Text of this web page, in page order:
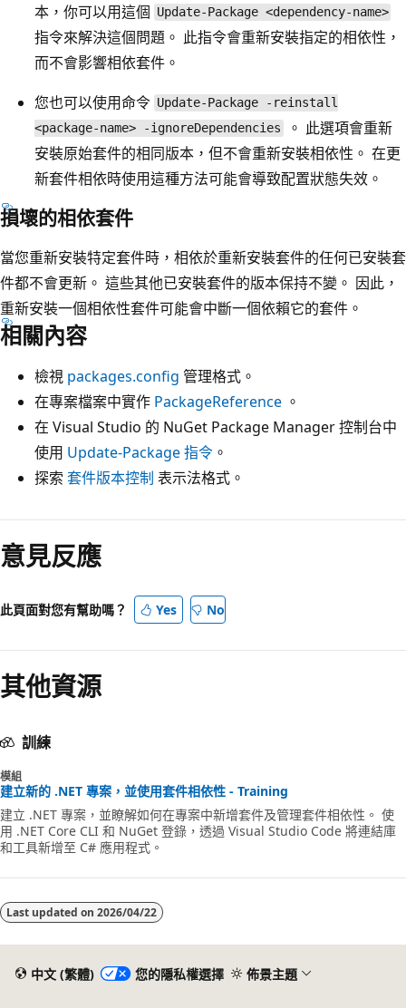
本，你可以用這個 Update-Package <dependency-name>
指令來解決這個問題。 此指令會重新安裝指定的相依性，
而不會影響相依套件。
您也可以使用命令 Update-Package -reinstall
<package-name> -ignoreDependencies
。 此選項會重新
安裝原始套件的相同版本，但不會重新安裝相依性。 在更
新套件相依時使用這種方法可能會導致配置狀態失效。
損壞的相依套件
當您重新安裝特定套件時，相依於重新安裝套件的任何已安裝套
件都不會更新。 這些其他已安裝套件的版本保持不變。 因此，
重新安裝一個相依性套件可能會中斷一個依賴它的套件。
相關內容
檢視 packages.config 管理格式。
在專案檔案中實作 PackageReference 。
在 Visual Studio 的 NuGet Package Manager 控制台中
使用 Update-Package 指令 。
探索 套件版本控制 表示法格式。
意見反應
此頁面對您有幫助嗎？ Yes No
其他資源
訓練
模組
建立新的 .NET 專案，並使用套件相依性 - Training
建立 .NET 專案，並瞭解如何在專案中新增套件及管理套件相依性。 使
用 .NET Core CLI 和 NuGet 登錄，透過 Visual Studio Code 將連結庫
和工具新增至 C# 應用程式。
Last updated on 2026/04/22
中文 (繁體) 您的隱私權選擇 佈景主題